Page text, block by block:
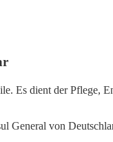
Es dient der Pflege,
General von